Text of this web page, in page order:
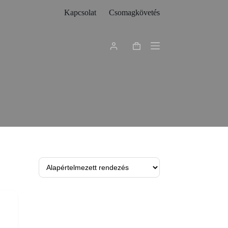
Kapcsolat Csomagkövetés
Shopping